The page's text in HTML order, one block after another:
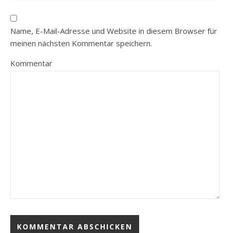
Name, E-Mail-Adresse und Website in diesem Browser für
meinen nächsten Kommentar speichern.
Kommentar